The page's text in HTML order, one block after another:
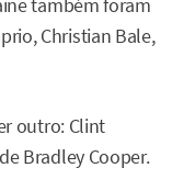
também foram
Christian Bale,
outro: Clint
Bradley Cooper.